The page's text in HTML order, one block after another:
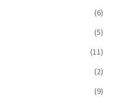
(6)
(5)
(11)
(2)
(9)